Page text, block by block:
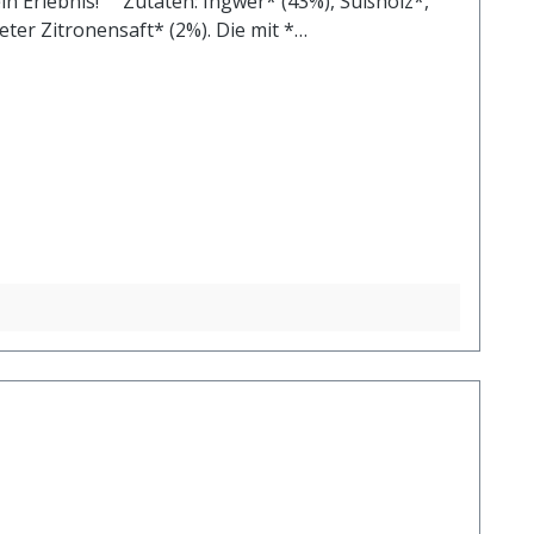
Zitronensaft* (2%). Die mit *